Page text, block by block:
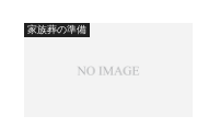
家族葬の準備